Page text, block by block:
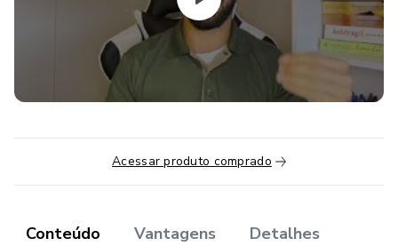
capacitadas para essas vagas, ou seja, sobram vagas de
Acessar produto comprado
Conteúdo Vantagens Detalhes